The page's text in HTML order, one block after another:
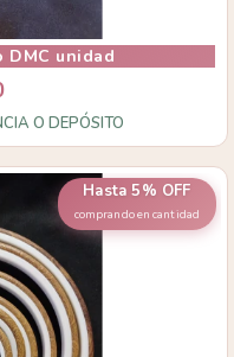
unidad
O DEPÓSITO
Hasta 5% OFF
comprando en cantidad